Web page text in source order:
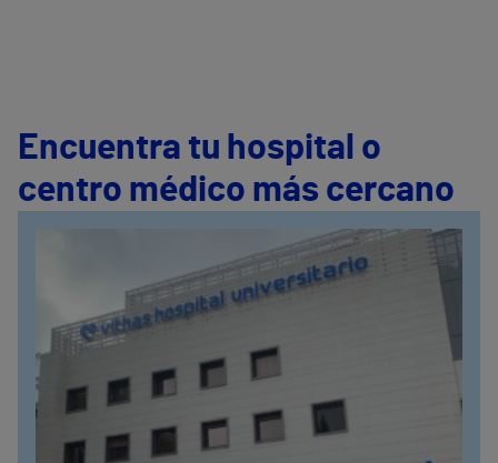
Encuentra tu hospital o
centro médico más cercano